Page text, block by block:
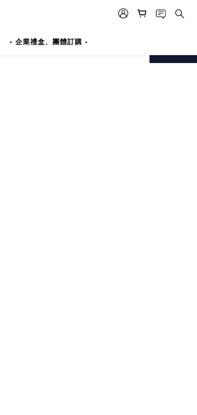
- 企業禮盒、團體訂購 -
prev next